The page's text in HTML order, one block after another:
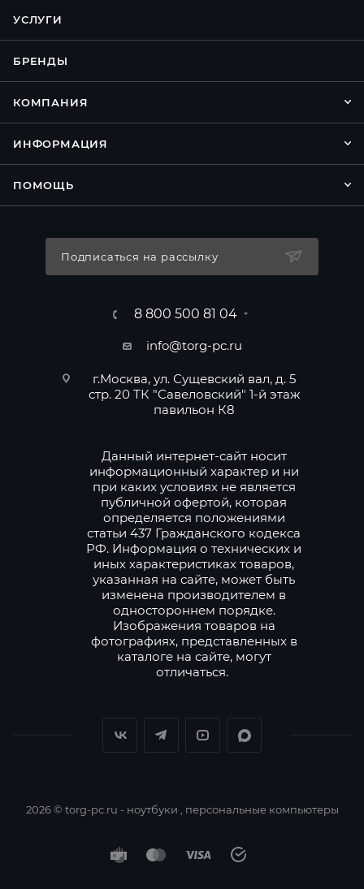
УСЛУГИ
БРЕНДЫ
КОМПАНИЯ
ИНФОРМАЦИЯ
ПОМОЩЬ
Подписаться на рассылку
8 800 500 81 04
info@torg-pc.ru
г.Москва, ул. Сущевский вал, д. 5
стр. 20 ТК "Савеловский" 1-й этаж
павильон К8
Данный интернет-сайт носит
информационный характер и ни
при каких условиях не является
публичной офертой, которая
определяется положениями
статьи 437 Гражданского кодекса
РФ. Информация о технических и
иных характеристиках товаров,
указанная на сайте, может быть
изменена производителем в
одностороннем порядке.
Изображения товаров на
фотографиях, представленных в
каталоге на сайте, могут
отличаться.
2026 © torg-pc.ru - ноутбуки , персональные компьютеры